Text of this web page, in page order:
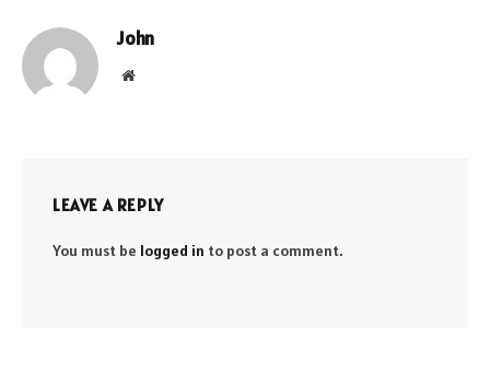
John
Website
LEAVE A REPLY
You must be logged in to post a comment.